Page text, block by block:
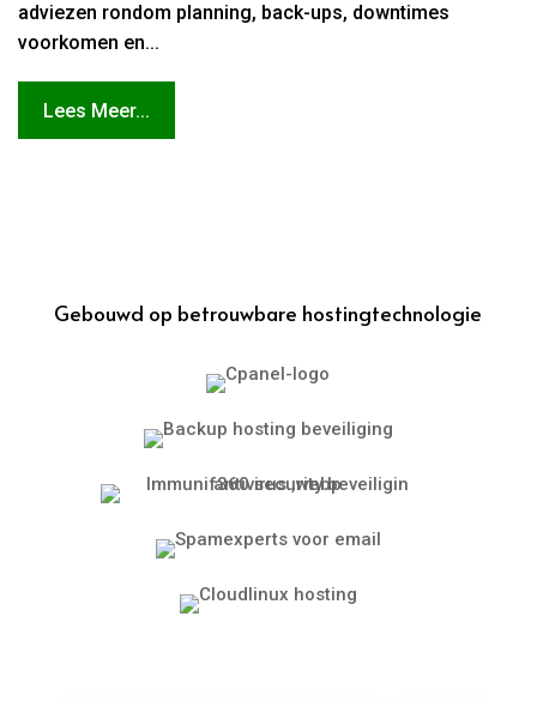
adviezen rondom planning, back-ups, downtimes
voorkomen en...
Lees Meer...
Gebouwd op betrouwbare hostingtechnologie